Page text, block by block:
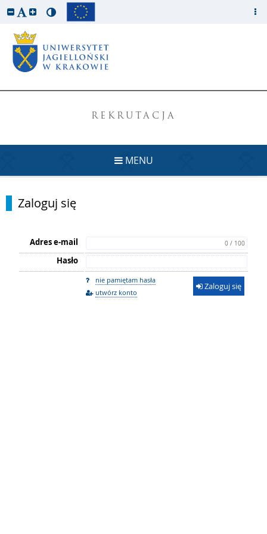
REKRUTACJA
MENU
Zaloguj się
Adres e-mail 0 / 100
Hasło
nie pamiętam hasła
utwórz konto
Zaloguj się